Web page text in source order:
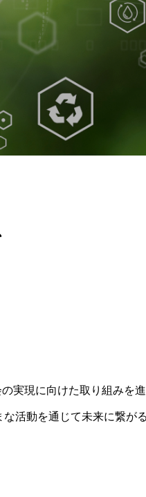
の切断販売
実現に向けた取り組みを
活動を通じて未来に繋が